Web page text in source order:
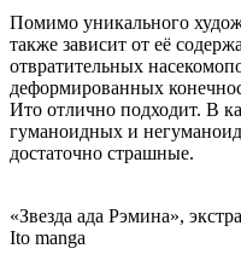
Помимо уникального
также зависит от её
отвратительных
деформированных
Ито отлично подходит. В
гуманоидных и
достаточно страшные.
«Звезда ада Рэмина»,
Ito manga